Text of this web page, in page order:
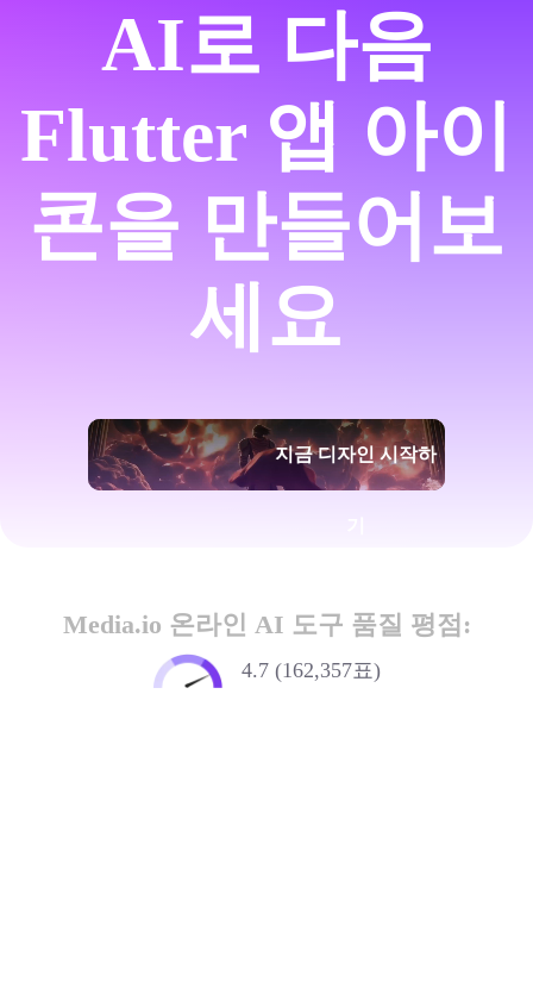
AI로 다음
Flutter 앱 아이
콘을 만들어보
세요
지금 디자인 시작하
Media.io 온라인 AI 도구 품질 평점:
4.7 (162,357표)